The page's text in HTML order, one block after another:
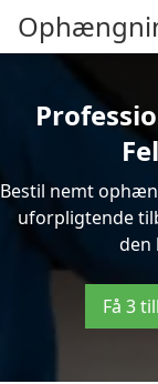
Bestil nemt
uforpligtende
den
Få 3